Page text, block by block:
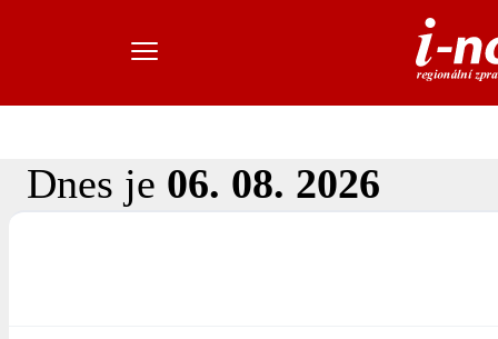
Dnes je 06. 08. 2026